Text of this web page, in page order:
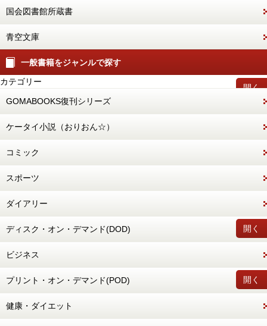
国会図書館所蔵書
青空文庫
一般書籍をジャンルで探す
開く
カテゴリー
GOMABOOKS復刊シリーズ
ケータイ小説（おりおん☆）
コミック
スポーツ
ダイアリー
開く
ディスク・オン・デマンド(DOD)
ビジネス
開く
プリント・オン・デマンド(POD)
健康・ダイエット